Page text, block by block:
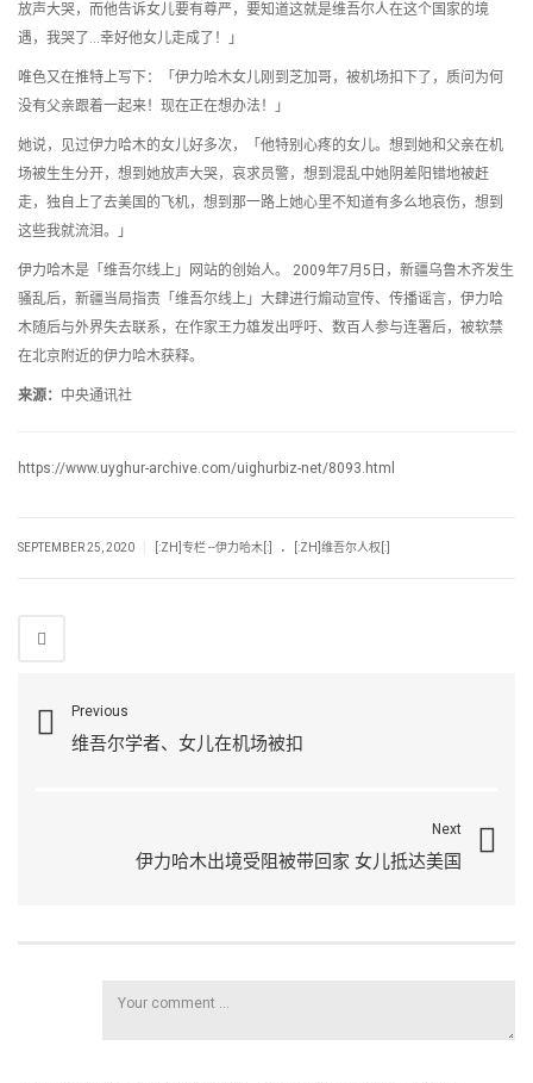
放声大哭，而他告诉女儿要有尊严，要知道这就是维吾尔人在这个国家的境
遇，我哭了…幸好他女儿走成了！」
唯色又在推特上写下：「伊力哈木女儿刚到芝加哥，被机场扣下了，质问为何
没有父亲跟着一起来！现在正在想办法！」
她说，见过伊力哈木的女儿好多次，「他特别心疼的女儿。想到她和父亲在机
场被生生分开，想到她放声大哭，哀求员警，想到混乱中她阴差阳错地被赶
走，独自上了去美国的飞机，想到那一路上她心里不知道有多么地哀伤，想到
这些我就流泪。」
伊力哈木是「维吾尔线上」网站的创始人。 2009年7月5日，新疆乌鲁木齐发生
骚乱后，新疆当局指责「维吾尔线上」大肆进行煽动宣传、传播谣言，伊力哈
木随后与外界失去联系，在作家王力雄发出呼吁、数百人参与连署后，被软禁
在北京附近的伊力哈木获释。
来源： 中央通讯社
https://www.uyghur-archive.com/uighurbiz-net/8093.html
SEPTEMBER 25, 2020 [:ZH]专栏 --伊力哈木[:] . [:ZH]维吾尔人权[:]
Previous
维吾尔学者、女儿在机场被扣
Next
伊力哈木出境受阻被带回家 女儿抵达美国